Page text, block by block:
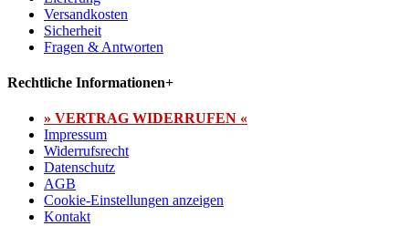
Versandkosten
Sicherheit
Fragen & Antworten
Rechtliche Informationen+
» VERTRAG WIDERRUFEN «
Impressum
Widerrufsrecht
Datenschutz
AGB
Cookie-Einstellungen anzeigen
Kontakt